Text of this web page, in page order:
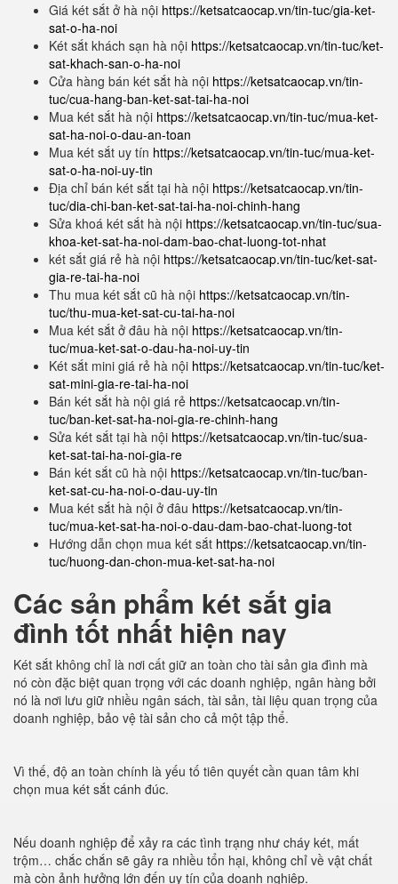
Giá két sắt ở hà nội https://ketsatcaocap.vn/tin-tuc/gia-ket-
sat-o-ha-noi
Két sắt khách sạn hà nội https://ketsatcaocap.vn/tin-tuc/ket-
sat-khach-san-o-ha-noi
Cửa hàng bán két sắt hà nội https://ketsatcaocap.vn/tin-
tuc/cua-hang-ban-ket-sat-tai-ha-noi
Mua két sắt hà nội https://ketsatcaocap.vn/tin-tuc/mua-ket-
sat-ha-noi-o-dau-an-toan
Mua két sắt uy tín https://ketsatcaocap.vn/tin-tuc/mua-ket-
sat-o-ha-noi-uy-tin
Địa chỉ bán két sắt tại hà nội https://ketsatcaocap.vn/tin-
tuc/dia-chi-ban-ket-sat-tai-ha-noi-chinh-hang
Sửa khoá két sắt hà nội https://ketsatcaocap.vn/tin-tuc/sua-
khoa-ket-sat-ha-noi-dam-bao-chat-luong-tot-nhat
két sắt giá rẻ hà nội https://ketsatcaocap.vn/tin-tuc/ket-sat-
gia-re-tai-ha-noi
Thu mua két sắt cũ hà nội https://ketsatcaocap.vn/tin-
tuc/thu-mua-ket-sat-cu-tai-ha-noi
Mua két sắt ở đâu hà nội https://ketsatcaocap.vn/tin-
tuc/mua-ket-sat-o-dau-ha-noi-uy-tin
Két sắt mini giá rẻ hà nội https://ketsatcaocap.vn/tin-tuc/ket-
sat-mini-gia-re-tai-ha-noi
Bán két sắt hà nội giá rẻ https://ketsatcaocap.vn/tin-
tuc/ban-ket-sat-ha-noi-gia-re-chinh-hang
Sửa két sắt tại hà nội https://ketsatcaocap.vn/tin-tuc/sua-
ket-sat-tai-ha-noi-gia-re
Bán két sắt cũ hà nội https://ketsatcaocap.vn/tin-tuc/ban-
ket-sat-cu-ha-noi-o-dau-uy-tin
Mua két sắt hà nội ở đâu https://ketsatcaocap.vn/tin-
tuc/mua-ket-sat-ha-noi-o-dau-dam-bao-chat-luong-tot
Hướng dẫn chọn mua két sắt https://ketsatcaocap.vn/tin-
tuc/huong-dan-chon-mua-ket-sat-ha-noi
Các sản phẩm két sắt gia
đình tốt nhất hiện nay
Két sắt không chỉ là nơi cất giữ an toàn cho tài sản gia đình mà
nó còn đặc biệt quan trọng với các doanh nghiệp, ngân hàng bởi
nó là nơi lưu giữ nhiều ngân sách, tài sản, tài liệu quan trọng của
doanh nghiệp, bảo vệ tài sản cho cả một tập thể.
Vì thế, độ an toàn chính là yếu tố tiên quyết cần quan tâm khi
chọn mua két sắt cánh đúc.
Nếu doanh nghiệp để xảy ra các tình trạng như cháy két, mất
trộm… chắc chắn sẽ gây ra nhiều tổn hại, không chỉ về vật chất
mà còn ảnh hưởng lớn đến uy tín của doanh nghiệp.